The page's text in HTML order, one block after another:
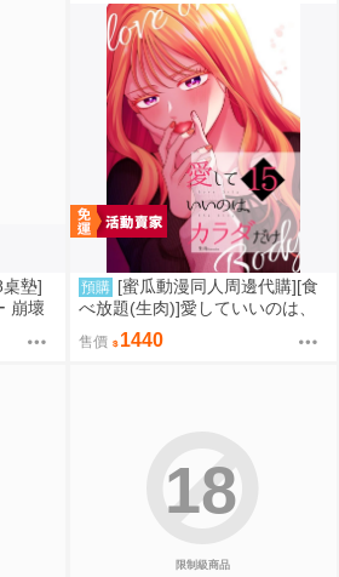
墊]
崩壞
預購 [蜜瓜動漫同人周邊代購][食
べ放題(生肉)]愛していいのは、
カラダだけ15【A5アクリルスタ
ンド】(A5壓克力立牌特典版)(同
售價 1440
限制級商品
18